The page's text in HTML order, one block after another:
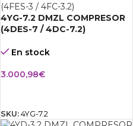
4YG-7.2 DMZL COMPRESOR
(4DES-7 / 4DC-7.2)
En stock
3.000,98€
SKU: 4YG-7.2